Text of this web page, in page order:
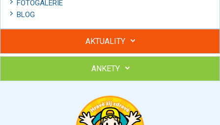
FOTOGALERIE
BLOG
AKTUALITY
Hubněte s podporou lektorky a skupiny v kurzech STOBu
Chcete poradit s hubnutím? Najděte si odborníka STOBu ve
ANKETY